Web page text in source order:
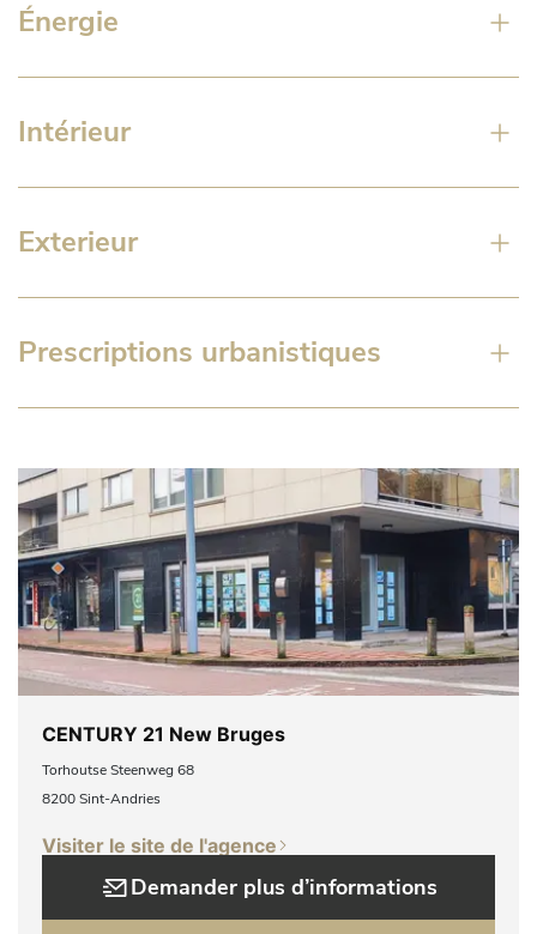
Énergie
Intérieur
Exterieur
Prescriptions urbanistiques
CENTURY 21 New Bruges
Torhoutse Steenweg 68
8200 Sint-Andries
Visiter le site de l'agence
Demander plus d’informations